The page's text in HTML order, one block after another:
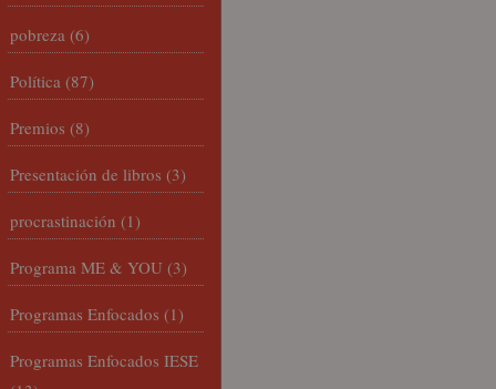
pobreza (6)
Política (87)
Premios (8)
Presentación de libros (3)
procrastinación (1)
Programa ME & YOU (3)
Programas Enfocados (1)
Programas Enfocados IESE